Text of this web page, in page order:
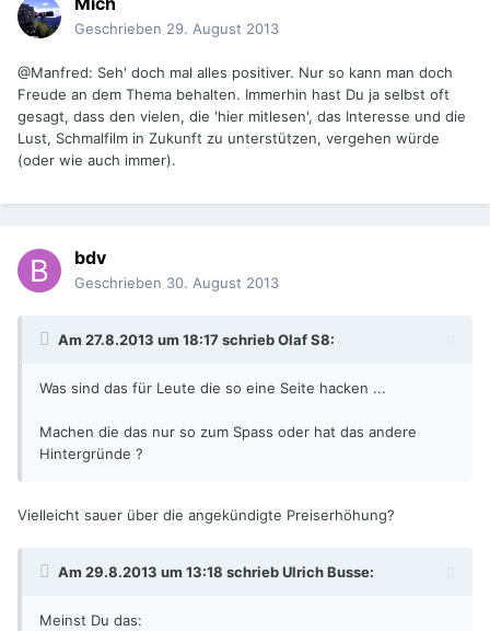
Geschrieben 29. August 2013
@Manfred: Seh' doch mal alles positiver. Nur so kann man doch
Freude an dem Thema behalten. Immerhin hast Du ja selbst oft
gesagt, dass den vielen, die 'hier mitlesen', das Interesse und die
Lust, Schmalfilm in Zukunft zu unterstützen, vergehen würde
(oder wie auch immer).
bdv
Geschrieben 30. August 2013
Am 27.8.2013 um 18:17 schrieb Olaf S8:
Was sind das für Leute die so eine Seite hacken ...
Machen die das nur so zum Spass oder hat das andere
Hintergründe ?
Vielleicht sauer über die angekündigte Preiserhöhung?
Am 29.8.2013 um 13:18 schrieb Ulrich Busse:
Meinst Du das: